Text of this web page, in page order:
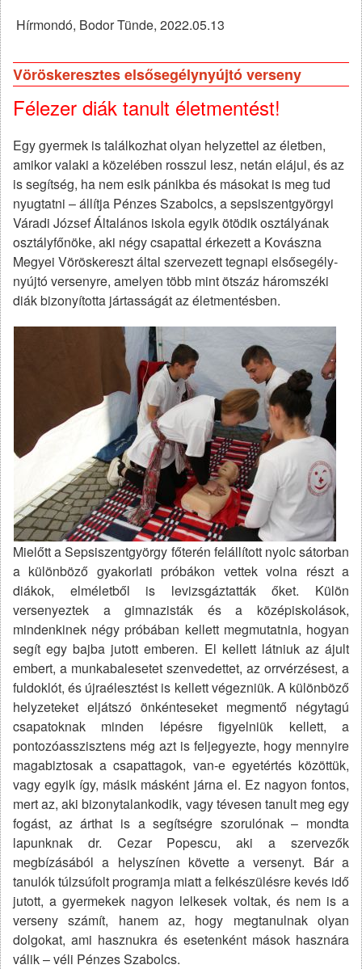
Hírmondó, Bodor Tünde, 2022.05.13
Vöröskeresztes elsősegélynyújtó verseny
Félezer diák tanult életmentést!
Egy gyermek is találkozhat olyan helyzettel az életben,
amikor valaki a közelében rosszul lesz, netán elájul, és az
is segítség, ha nem esik pánikba és másokat is meg tud
nyugtatni – állítja Pénzes Szabolcs, a sepsiszentgyörgyi
Váradi József Általános iskola egyik ötödik osztályának
osztályfőnöke, aki négy csapattal érkezett a Kovászna
Megyei Vöröskereszt által szervezett tegnapi elsősegély­
nyújtó versenyre, amelyen több mint ötszáz háromszéki
diák bizonyította jártasságát az életmentésben.
Mielőtt a Sepsiszentgyörgy főterén felállított nyolc sátorban
a különböző gyakorlati próbákon vettek volna részt a
diákok, elméletből is levizsgáztatták őket. Külön
versenyeztek a gimnazisták és a középiskolások,
mindenkinek négy próbában kellett megmutatnia, hogyan
segít egy bajba jutott emberen. El kellett látniuk az ájult
embert, a munkabalesetet szenvedettet, az orrvérzésest, a
fuldoklót, és újraélesztést is kellett végezniük. A különböző
helyzeteket eljátszó önkénteseket megmentő négytagú
csapatoknak minden lépésre figyelniük kellett, a
pontozóasszisztens még azt is feljegyezte, hogy mennyire
magabiztosak a csapattagok, van-e egyetértés közöttük,
vagy egyik így, másik másként járna el. Ez nagyon fontos,
mert az, aki bizonytalankodik, vagy tévesen tanult meg egy
fogást, az árthat is a segítségre szorulónak – mondta
lapunknak dr. Cezar Popescu, aki a szervezők
megbízásából a helyszínen követte a versenyt. Bár a
tanulók túlzsúfolt programja miatt a felkészülésre kevés idő
jutott, a gyermekek nagyon lelkesek voltak, és nem is a
verseny számít, hanem az, hogy megtanulnak olyan
dolgokat, ami hasznukra és esetenként mások hasznára
válik – véli Pénzes Szabolcs.